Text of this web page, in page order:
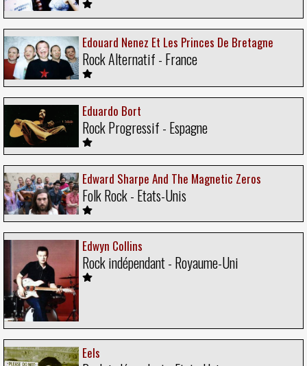
Edouard Nenez Et Les Princes De Bretagne
Rock Alternatif - France
Eduardo Bort
Rock Progressif - Espagne
Edward Sharpe And The Magnetic Zeros
Folk Rock - Etats-Unis
Edwyn Collins
Rock indépendant - Royaume-Uni
Eels